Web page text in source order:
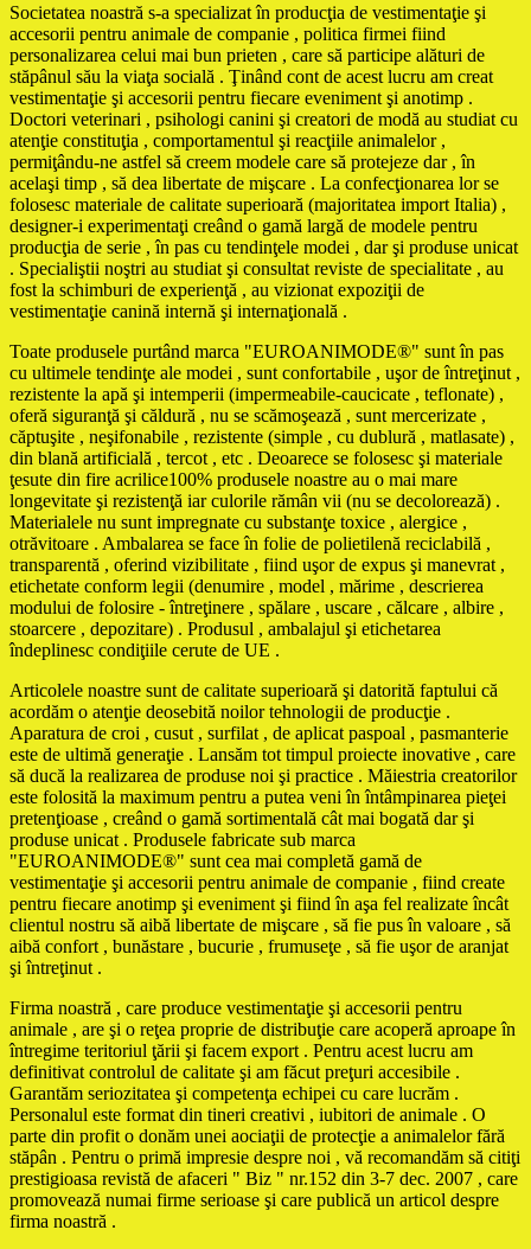
Societatea noastră s-a specializat în producţia de vestimentaţie şi
accesorii pentru animale de companie , politica firmei fiind
personalizarea celui mai bun prieten , care să participe alături de
stăpânul său la viaţa socială . Ţinând cont de acest lucru am creat
vestimentaţie şi accesorii pentru fiecare eveniment şi anotimp .
Doctori veterinari , psihologi canini şi creatori de modă au studiat cu
atenţie constituţia , comportamentul şi reacţiile animalelor ,
permiţându-ne astfel să creem modele care să protejeze dar , în
acelaşi timp , să dea libertate de mişcare . La confecţionarea lor se
folosesc materiale de calitate superioară (majoritatea import Italia) ,
designer-i experimentaţi creând o gamă largă de modele pentru
producţia de serie , în pas cu tendinţele modei , dar şi produse unicat
. Specialiştii noştri au studiat şi consultat reviste de specialitate , au
fost la schimburi de experienţă , au vizionat expoziţii de
vestimentaţie canină internă şi internaţională .
Toate produsele purtând marca "EUROANIMODE®" sunt în pas
cu ultimele tendinţe ale modei , sunt confortabile , uşor de întreţinut ,
rezistente la apă şi intemperii (impermeabile-caucicate , teflonate) ,
oferă siguranţă şi căldură , nu se scămoşează , sunt mercerizate ,
căptuşite , neşifonabile , rezistente (simple , cu dublură , matlasate) ,
din blană artificială , tercot , etc . Deoarece se folosesc şi materiale
ţesute din fire acrilice100% produsele noastre au o mai mare
longevitate şi rezistenţă iar culorile rămân vii (nu se decolorează) .
Materialele nu sunt impregnate cu substanţe toxice , alergice ,
otrăvitoare . Ambalarea se face în folie de polietilenă reciclabilă ,
transparentă , oferind vizibilitate , fiind uşor de expus şi manevrat ,
etichetate conform legii (denumire , model , mărime , descrierea
modului de folosire - întreţinere , spălare , uscare , călcare , albire ,
stoarcere , depozitare) . Produsul , ambalajul şi etichetarea
îndeplinesc condiţiile cerute de UE .
Articolele noastre sunt de calitate superioară şi datorită faptului că
acordăm o atenţie deosebită noilor tehnologii de producţie .
Aparatura de croi , cusut , surfilat , de aplicat paspoal , pasmanterie
este de ultimă generaţie . Lansăm tot timpul proiecte inovative , care
să ducă la realizarea de produse noi şi practice . Măiestria creatorilor
este folosită la maximum pentru a putea veni în întâmpinarea pieţei
pretenţioase , creând o gamă sortimentală cât mai bogată dar şi
produse unicat . Produsele fabricate sub marca
"EUROANIMODE®" sunt cea mai completă gamă de
vestimentaţie şi accesorii pentru animale de companie , fiind create
pentru fiecare anotimp şi eveniment şi fiind în aşa fel realizate încât
clientul nostru să aibă libertate de mişcare , să fie pus în valoare , să
aibă confort , bunăstare , bucurie , frumuseţe , să fie uşor de aranjat
şi întreţinut .
Firma noastră , care produce vestimentaţie şi accesorii pentru
animale , are şi o reţea proprie de distribuţie care acoperă aproape în
întregime teritoriul ţării şi facem export . Pentru acest lucru am
definitivat controlul de calitate şi am făcut preţuri accesibile .
Garantăm seriozitatea şi competenţa echipei cu care lucrăm .
Personalul este format din tineri creativi , iubitori de animale . O
parte din profit o donăm unei aociaţii de protecţie a animalelor fără
stăpân . Pentru o primă impresie despre noi , vă recomandăm să citiţi
prestigioasa revistă de afaceri " Biz " nr.152 din 3-7 dec. 2007 , care
promovează numai firme serioase şi care publică un articol despre
firma noastră .